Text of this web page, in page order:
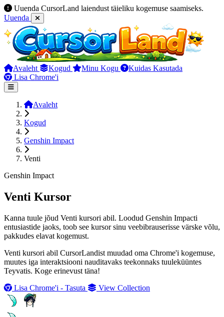
Uuenda CursorLand laiendust täieliku kogemuse saamiseks.
Uuenda
Avaleht Kogud Minu Kogu
Kuidas Kasutada
Lisa Chrome'i
Avaleht
Kogud
Genshin Impact
Venti
Genshin Impact
Venti Kursor
Kanna tuule jõud Venti kursori abil. Loodud Genshin Impacti
entusiastide jaoks, toob see kursor sinu veebibrauserisse värske võlu,
pakkudes elavat kogemust.
Venti kursori abil CursorLandist muudad oma Chrome'i kogemuse,
muutes iga interaktsiooni nauditavaks teekonnaks tuuleküüntes
Teyvatis. Koge erinevust täna!
Lisa Chrome'i - Tasuta
View Collection